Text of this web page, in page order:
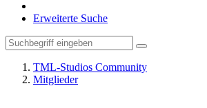
Erweiterte Suche
TML-Studios Community
Mitglieder